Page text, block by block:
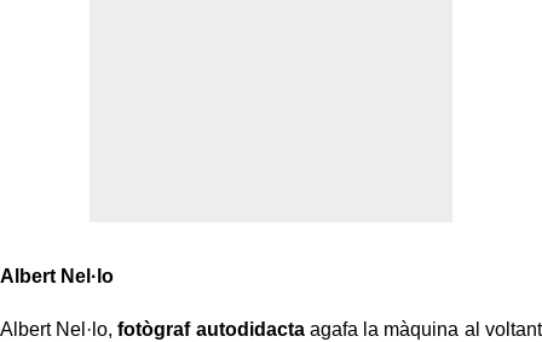
Albert Nel·lo
Albert Nel·lo,fotògraf autodidactaagafa la màquina al voltant